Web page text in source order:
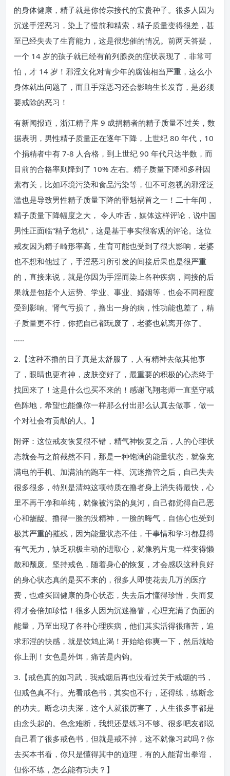
的身体健康，精子就是你传宗接代的宝贵种子。很多人因为
沉迷手淫恶习，染上了慢前和精索，精子质量变得很差，甚
至已经失去了生育能力，这是很悲催的情况。前两天答疑，
一个 14 岁的孩子就已经有前列腺炎的症状表现了，非常可
怕，才 14 岁！邪淫文化对青少年的腐蚀相当严重，这么小
身体就出问题了，而且手淫恶习还会影响生长发育，是必须
要戒除的恶习！
有新闻报道，浙江精子库 9 成捐精者的精子质量不过关，数
据表明，男性精子质量正在逐年下降，上世纪 80 年代，10
个捐精者中有 7-8 人合格，到上世纪 90 年代只达半数，而
目前的合格率则降到了 10% 左右。精子质量下降和多种因
素有关，比如环境污染和食品污染等，但不可忽视的邪淫泛
滥也是导致男性精子质量下降的罪魁祸首之一！二十年间，
精子质量下降幅度之大， 令人咋舌，媒体这样评论，说中国
男性正面临“精子危机”，这是基于事实很客观的评论。这位
戒友因为精子畸形率高，生育可能也受到了很大影响，老婆
也不想和他过了，手淫恶习所引发的间接后果也是很严重
的，直接来说，就是你因为手淫而染上各种疾病，间接的后
果就是包括个人运势、学业、事业、婚姻等，也会不同程度
受到影响。肾气亏损了，撸出一身的病，性功能也差了，精
子质量更不行，你把自己都玩废了，老婆也就离开你了。
…..
2.【这种不撸的日子真是太舒服了，人有精神去做其他事
了，眼睛也更有神，皮肤变好了，最重要的积极的心态终于
找回来了！这是什么也买不来的！感谢飞翔老师一直坚守戒
色阵地，希望也能像你一样那么付出那么认真去做事，做一
个对社会有贡献的人。】
附评：这位戒友恢复很不错，精气神恢复之后，人的心理状
态就会与之前截然不同，那是一种饱满的能量状态，就像充
满电的手机、加满油的跑车一样。沉迷撸管之后，自己失去
很多很多，特别是清纯这项特质在撸者身上消失得最快，心
里不再干净和单纯，就像被污染的臭河，自己都觉得自己恶
心和龌龊。撸得一脸的没精神，一脸的晦气，自信心也受到
极其严重的摧残，因为能量状态不佳，干事情和学习都显得
有气无力，缺乏积极主动的进取心，就像鸦片鬼一样变得懒
散和颓废。坚持戒色，随着身心的恢复，才会感叹这种良好
的身心状态真的是买不来的，很多人即使花去几万的医疗
费，也难买回健康的身心状态，失去后才懂得珍惜，失而复
得才会倍加珍惜！很多人因为沉迷撸管，心理充满了负面的
能量，乃至出现了各种心理疾病，他们其实活得很痛苦，追
求邪淫的快感，就是饮鸩止渴！开始给你爽一下，然后就给
你上刑！女色是外饵，痛苦是内钩。
3.【戒色真的如习武，我戒烟后再也没看过关于戒烟的书，
但戒色真不行。光看戒色书，其实也不行，还得练，练断念
的功夫。断念功夫深，这个人就很厉害了，人生很多事都是
由念头起的。色念难断，我想还是练习不够。很多吧友都说
自己看了很多戒色书，但就是戒不掉，这不就像习武吗？你
去买本书看，你只是懂得其中的道理，有的人能背出拳谱，
但你不练，怎么能有功夫？】